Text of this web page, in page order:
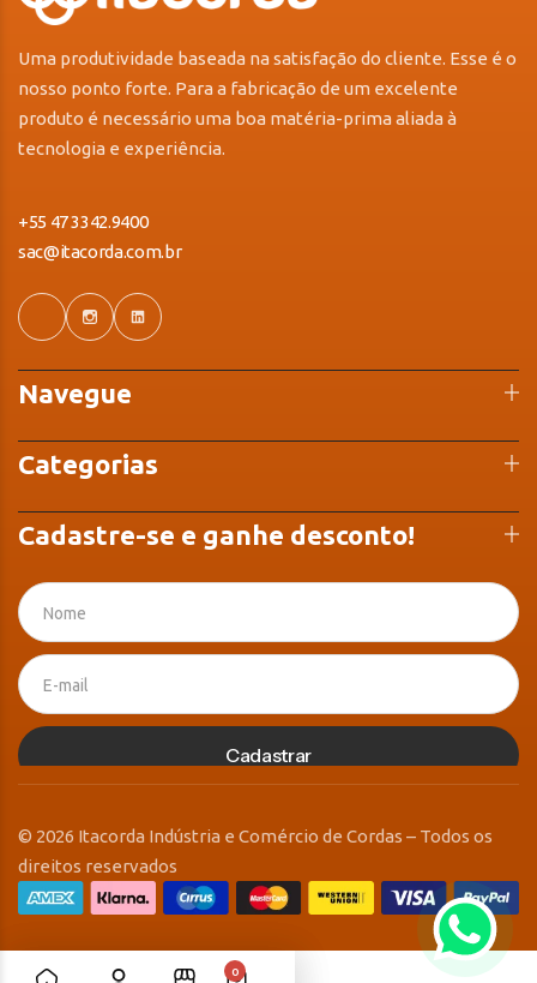
Uma produtividade baseada na satisfação do cliente. Esse é o
nosso ponto forte. Para a fabricação de um excelente
produto é necessário uma boa matéria-prima aliada à
tecnologia e experiência.
+55 47 3342.9400
sac@itacorda.com.br
Navegue
Categorias
Cadastre-se e ganhe desconto!
Cadastrar
© 2026 Itacorda Indústria e Comércio de Cordas – Todos os
direitos reservados
0